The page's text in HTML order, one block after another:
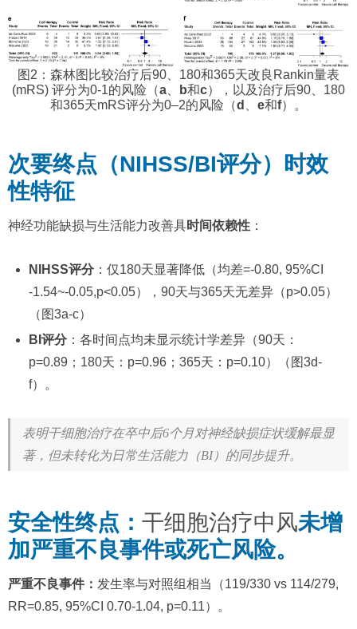
图2：森林图比较治疗后90、180和365天改良Rankin量表
(mRS) 评分为0-1的风险（a b和c），以及治疗后90、180
和365天mRS评分为0–2的风险（d e和f）。
次要终点（NIHSS/BI评分）时效
性特征
神经功能缺损与生活能力改善具时间依赖性 ：
NIHSS评分：仅180天显著降低（均差=-0.80, 95%CI
-1.54~-0.05,p<0.05），90天与365天无差异（p>0.05）
（图3a-c）
BI评分：各时间点均未显示统计学差异（90天：
p=0.89；180天：p=0.96；365天：p=0.10）（图3d-
f）。
表明干细胞治疗在卒中后6个月对神经缺损症状缓解最显
著，但未转化为日常生活能力（BI）的同步提升。
安全性终点： 干细胞治疗中风未增
加严重不良事件或死亡风险。
严重不良事件： 发生率与对照组相当（119/330 vs 114/279,
RR=0.85, 95%CI 0.70-1.04, p=0.11）。